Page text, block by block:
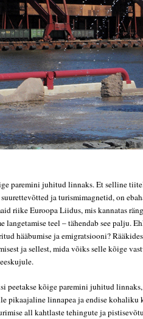
paremini juhitud linnaks. Et selline
ja turismimagnetid, on
riike Euroopa Liidus, mis kannatas
langetamise teel – tähendab see palju.
hääbumise ja emigratsiooni?
ja sellest, mida võiks selle kõige
kõige paremini juhitud linnaks,
pikaajaline linnapea ja endise
all kahtlaste tehingute ja